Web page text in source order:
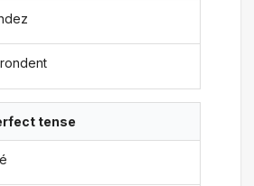
tense